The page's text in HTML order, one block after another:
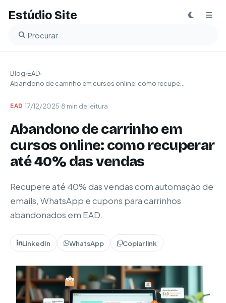
Estúdio Site
Buscar no blog
Blog›EAD›
Abandono de carrinho em cursos online: como recupe...
EAD ·17/12/2025·8 min de leitura
Abandono de carrinho em
cursos online: como recuperar
até 40% das vendas
Recupere até 40% das vendas com automação de
emails, WhatsApp e cupons para carrinhos
abandonados em EAD.
LinkedIn WhatsApp Copiar link